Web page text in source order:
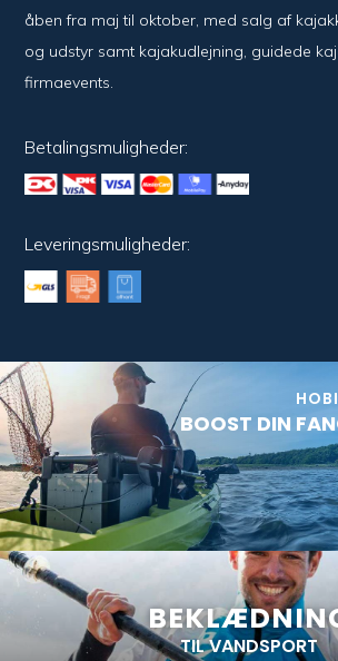
åben fra maj til oktober, med salg af
og udstyr samt kajakudlejning, guidede
firmaevents.
Betalingsmuligheder:
Leveringsmuligheder:
BOOST DIN
TIL VANDSPORT